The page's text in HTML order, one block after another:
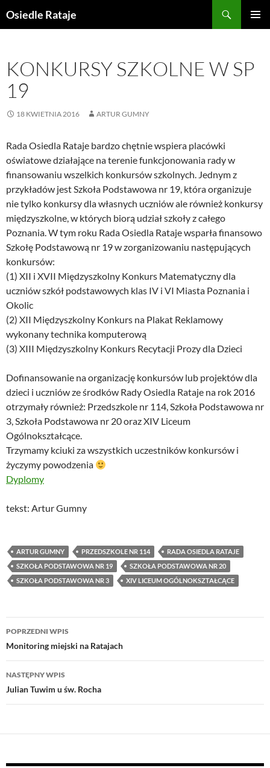
doOsiedle Rataje
KONKURSY SZKOLNE W SP
19
18 KWIETNIA 2016 ARTUR GUMNY
Rada Osiedla Rataje bardzo chętnie wspiera placówki
oświatowe działające na terenie funkcjonowania rady w
finansowaniu wszelkich konkursów szkolnych. Jednym z
przykładów jest Szkoła Podstawowa nr 19, która organizuje
nie tylko konkursy dla własnych uczniów ale również konkursy
międzyszkolne, w których biorą udział szkoły z całego
Poznania. W tym roku Rada Osiedla Rataje wsparła finansowo
Szkołę Podstawową nr 19 w zorganizowaniu następujących
konkursów:
(1) XII i XVII Międzyszkolny Konkurs Matematyczny dla
uczniów szkół podstawowych klas IV i VI Miasta Poznania i
Okolic
(2) XII Międzyszkolny Konkurs na Plakat Reklamowy
wykonany technika komputerową
(3) XIII Międzyszkolny Konkurs Recytacji Prozy dla Dzieci
Dofinansowanie na organizację konkursów lub projektów dla
dzieci i uczniów ze środków Rady Osiedla Rataje na rok 2016
otrzymały również: Przedszkole nr 114, Szkoła Podstawowa nr
3, Szkoła Podstawowa nr 20 oraz XIV Liceum
Ogólnokształcące.
Trzymamy kciuki za wszystkich uczestników konkursów i
życzymy powodzenia
Dyplomy
tekst: Artur Gumny
ARTUR GUMNY PRZEDSZKOLE NR 114
RADA OSIEDLA RATAJE
SZKOŁA PODSTAWOWA NR 19
SZKOŁA PODSTAWOWA NR 20
SZKOŁA PODSTAWOWA NR 3
XIV LICEUM OGÓLNOKSZTAŁCĄCE
Nawigacja
wpisu
POPRZEDNI WPIS
Monitoring miejski na Ratajach
NASTĘPNY WPIS
Julian Tuwim u św. Rocha